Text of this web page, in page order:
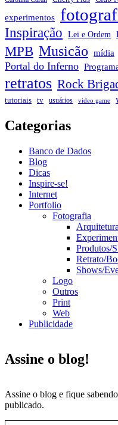
experimentos
Inspiração Lei e Ordem
MPB Musicão mídia
Portal do Inferno
retratos Rock
tutoriais tv usuários video game
Categorias
Banco de Dados
Blog
Dicas
Inspire-se!
Internet
Portfolio
Fotografia
Produtos/
Retrato/
Shows/
Logo
Outros
Print
Web
Publicidade
Assine o blog!
Assine o blog e fique
publicado.
Digite seu e-mail…